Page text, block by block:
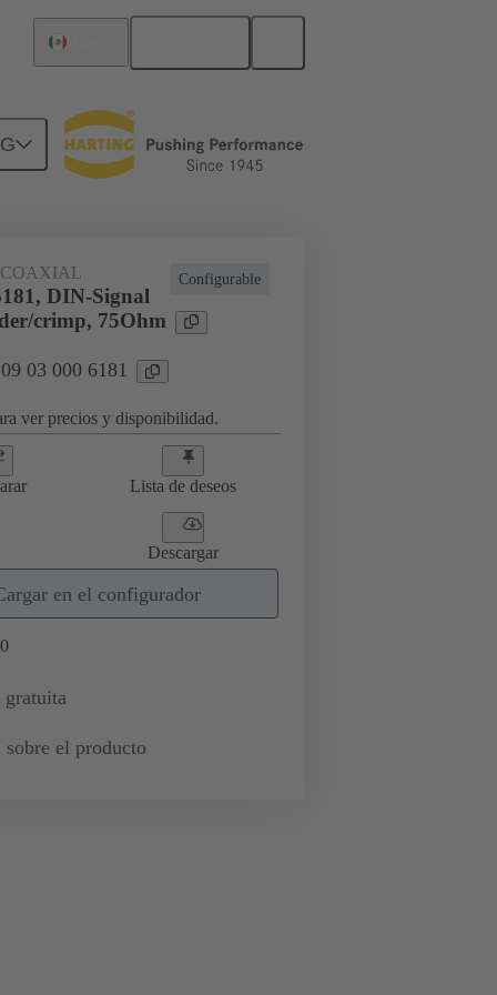
Configurable
DIN-Signal
crimp, 75Ohm
03 000 6181
ver precios y disponibilidad.
Lista de deseos
Descargar
en el configurador
0
gratuita
sobre el producto